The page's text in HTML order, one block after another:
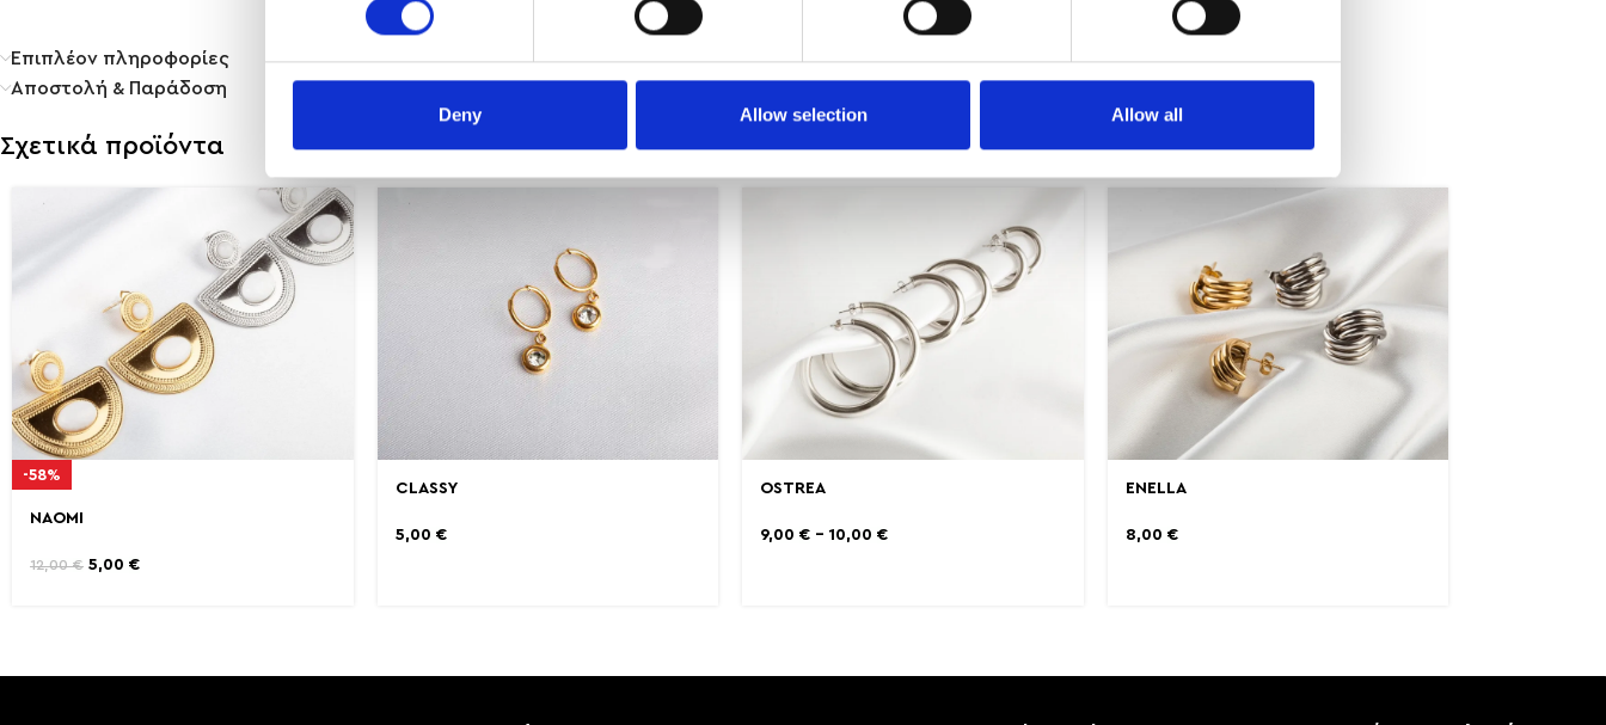
Deny Allow selection Allow all
Επιπλέον πληροφορίες
Αποστολή & Παράδοση
Σχετικά προϊόντα
-58%
NAOMI
12,00€ 5,00 €
CLASSY
5,00 €
OSTREA
9,00 € – 10,00 €
ENELLA
8,00 €